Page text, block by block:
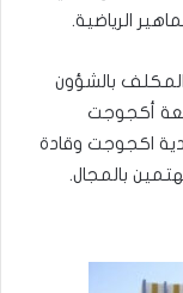
الرياضية.
بالشؤون
أكجوجت
اكجوجت وقادة
بالمجال.